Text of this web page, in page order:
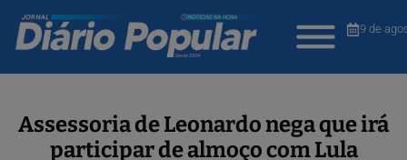
9 de
Assessoria de Leonardo nega que irá
participar de almoço com Lula